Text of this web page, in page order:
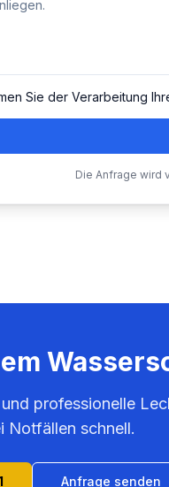
Sie der Verarbeitung
Die Anfrage wird
professionelle
Notfällen schnell.
Anfrage senden